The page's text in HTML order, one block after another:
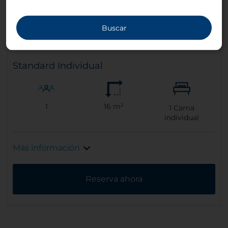
Standard Individual
1 16 m² 1 Cama
individual
Más información
Reserva ahora
Buscar